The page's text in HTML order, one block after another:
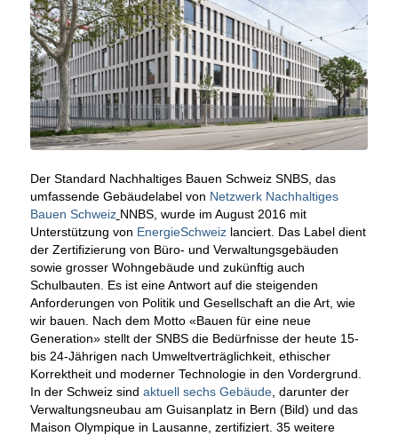
Der Standard Nachhaltiges Bauen Schweiz SNBS, das
umfassende Gebäudelabel von Netzwerk Nachhaltiges
Bauen Schweiz NNBS, wurde im August 2016 mit
Unterstützung von EnergieSchweiz lanciert. Das Label dient
der Zertifizierung von Büro- und Verwaltungsgebäuden
sowie grosser Wohngebäude und zukünftig auch
Schulbauten. Es ist eine Antwort auf die steigenden
Anforderungen von Politik und Gesellschaft an die Art, wie
wir bauen. Nach dem Motto «Bauen für eine neue
Generation» stellt der SNBS die Bedürfnisse der heute 15-
bis 24-Jährigen nach Umweltverträglichkeit, ethischer
Korrektheit und moderner Technologie in den Vordergrund.
In der Schweiz sind aktuell sechs Gebäude, darunter der
Verwaltungsneubau am Guisanplatz in Bern (Bild) und das
Maison Olympique in Lausanne, zertifiziert. 35 weitere